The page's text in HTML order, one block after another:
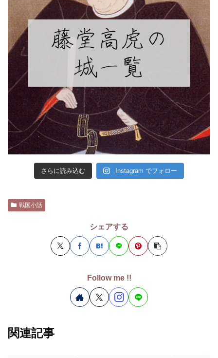
さらに読み込む Instagram でフォロー
戦国小話
シェアする
Follow me !!
関連記事